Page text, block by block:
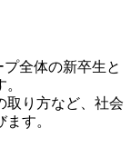
全体の新卒生と
取り方など、社会
す。